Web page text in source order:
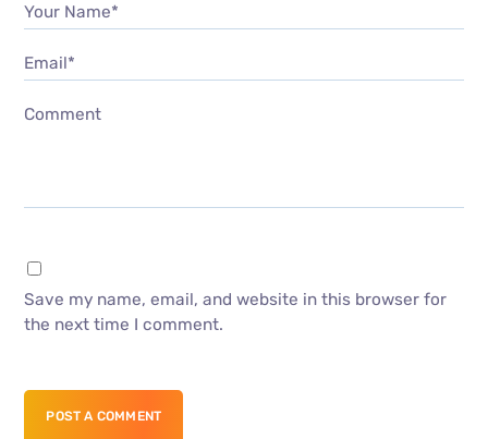
Your Name*
Email*
Comment
Save my name, email, and website in this browser for
the next time I comment.
POST A COMMENT